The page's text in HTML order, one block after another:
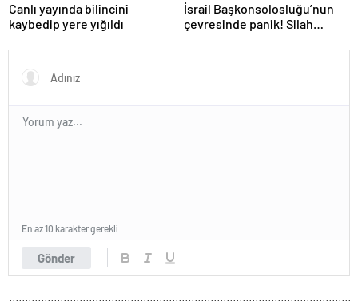
Canlı yayında bilincini
kaybedip yere yığıldı
İsrail Başkonsolosluğu’nun
çevresinde panik! Silah
açıklama geldi
Gönder
En az 10 karakter gerekli